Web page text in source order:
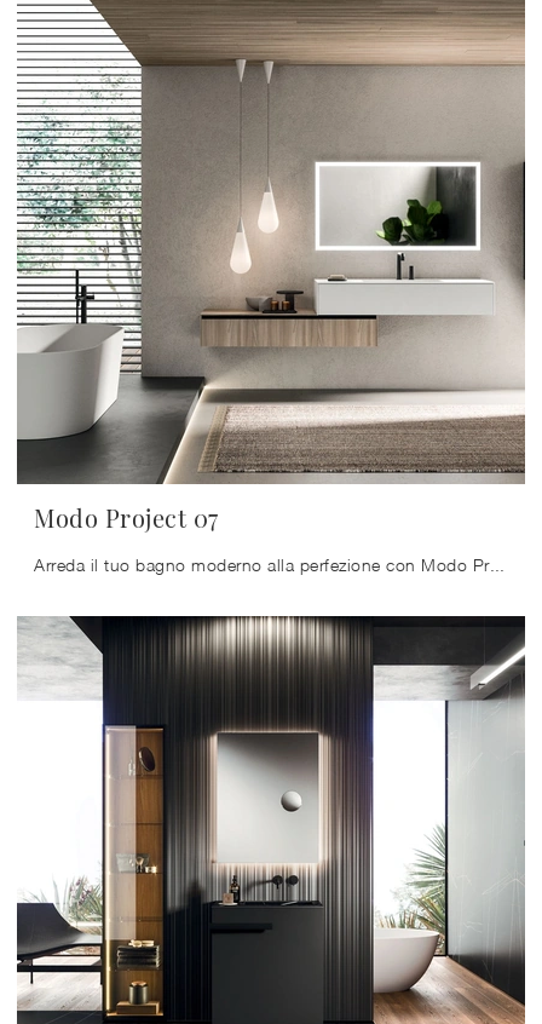
Modo Project 07
Arreda il tuo bagno moderno alla perfezione con Modo Project 07, mobili bagno sospesi e oggetti in laminato di Arrital.